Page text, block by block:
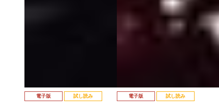
電子版 試し読み 電子版 試し読み